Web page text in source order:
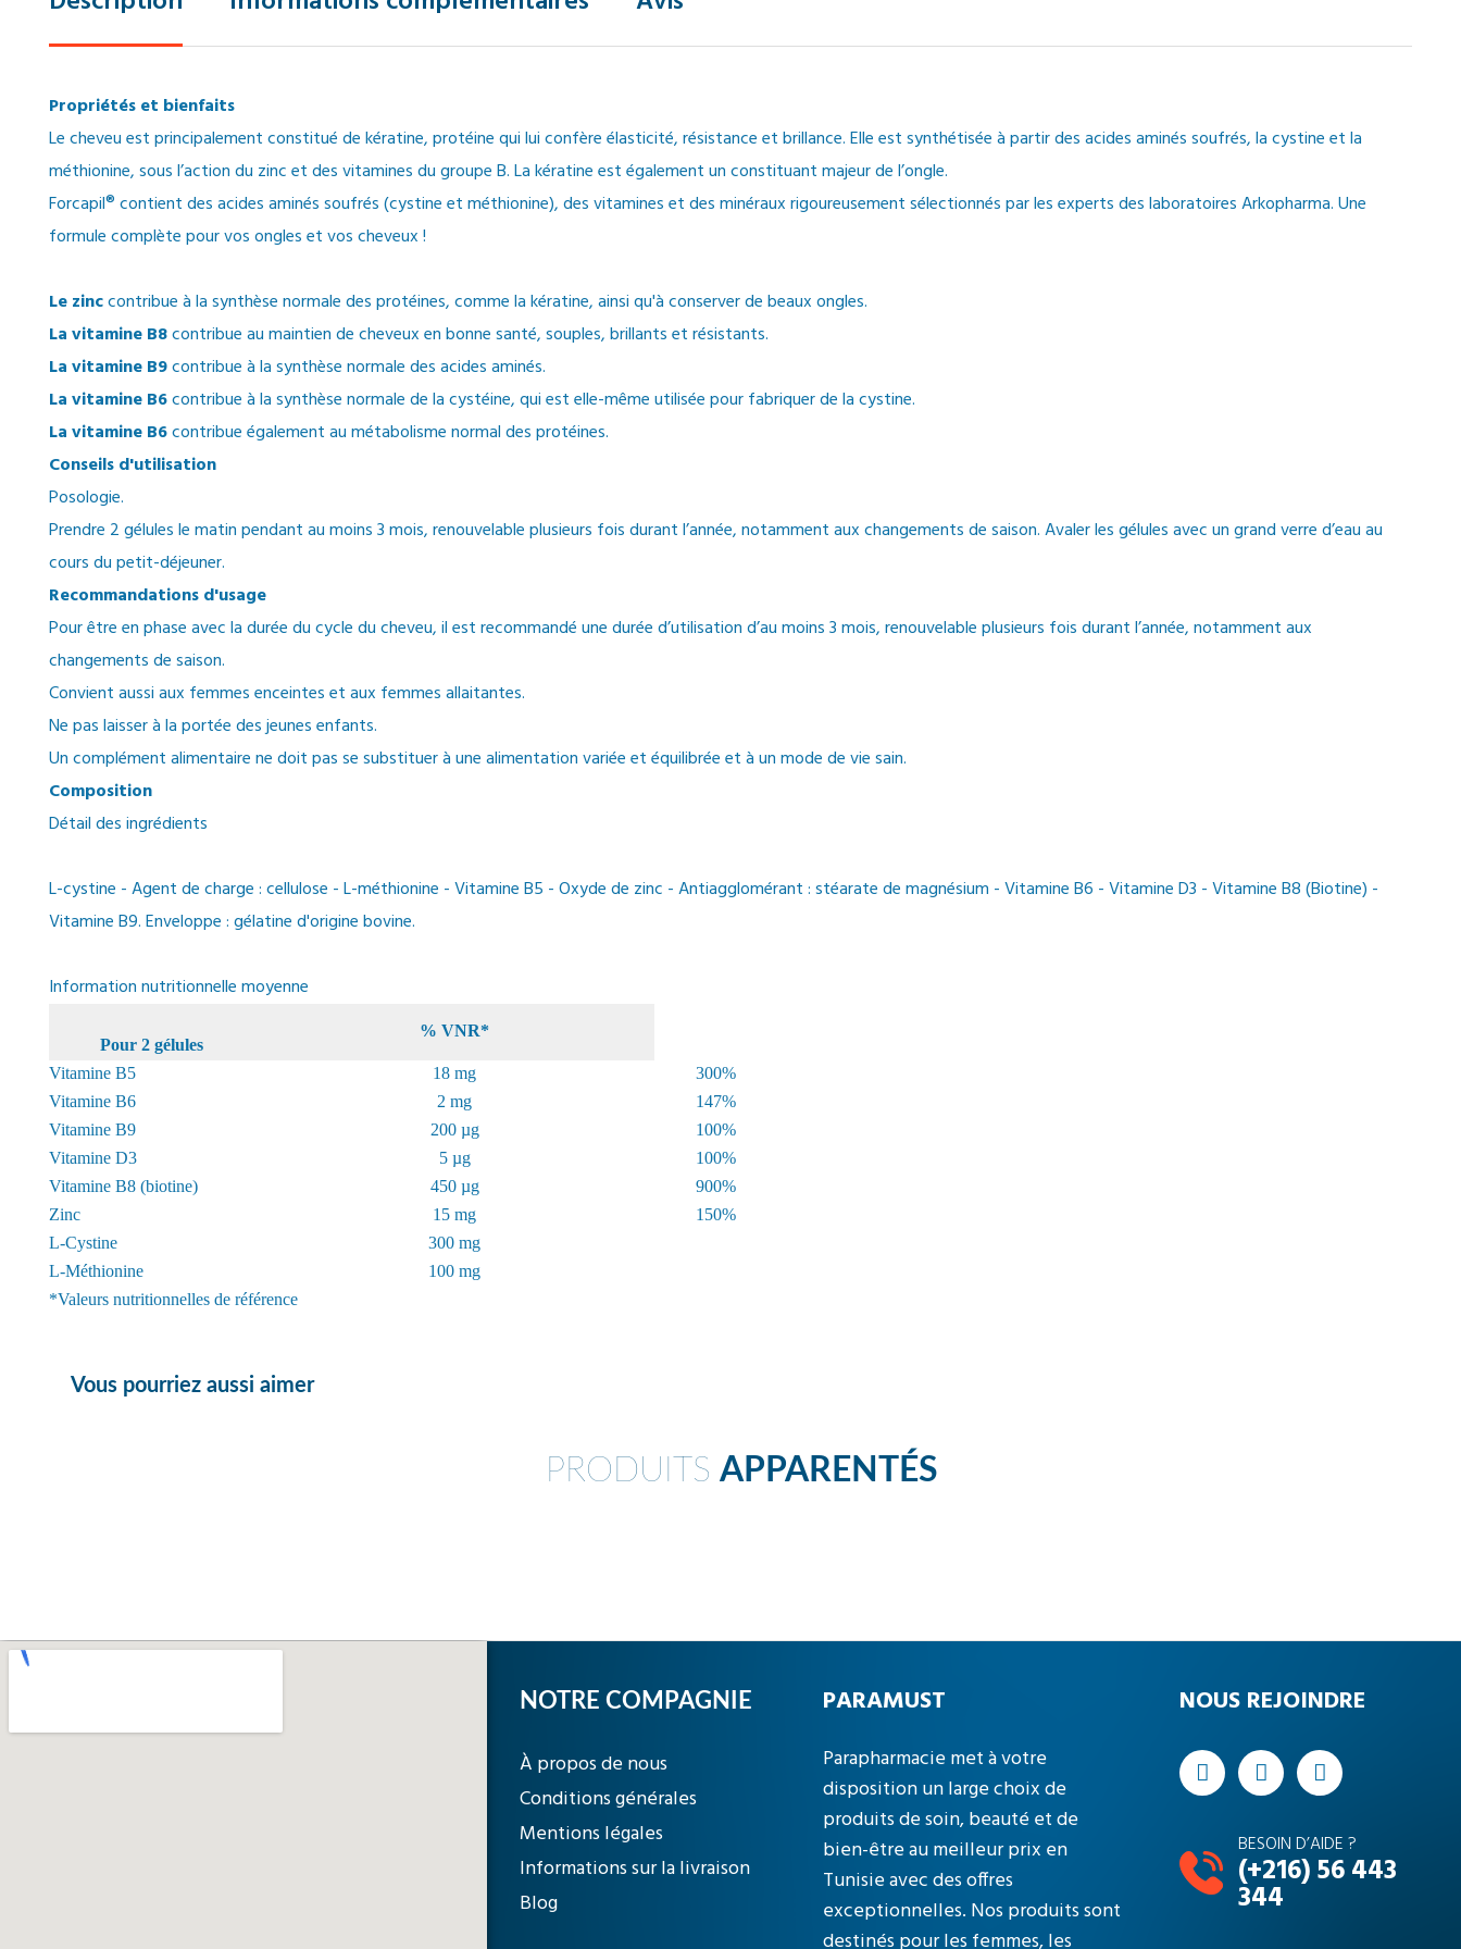
Propriétés et bienfaits
Le cheveu est principalement constitué de kératine, protéine qui lui confère élasticité, résistance et brillance. Elle est synthétisée à partir des acides aminés soufrés, la cystine et la
méthionine, sous l’action du zinc et des vitamines du groupe B. La kératine est également un constituant majeur de l’ongle.
Forcapil® contient des acides aminés soufrés (cystine et méthionine), des vitamines et des minéraux rigoureusement sélectionnés par les experts des laboratoires Arkopharma. Une
formule complète pour vos ongles et vos cheveux !
Le zinccontribue à la synthèse normale des protéines, comme la kératine, ainsi qu'à conserver de beaux ongles.
La vitamine B8contribue au maintien de cheveux en bonne santé, souples, brillants et résistants.
La vitamine B9contribue à la synthèse normale des acides aminés.
La vitamine B6contribue à la synthèse normale de la cystéine, qui est elle-même utilisée pour fabriquer de la cystine.
La vitamine B6contribue également au métabolisme normal des protéines.
Conseils d'utilisation
Posologie.
Prendre 2 gélules le matin pendant au moins 3 mois, renouvelable plusieurs fois durant l’année, notamment aux changements de saison. Avaler les gélules avec un grand verre d’eau au
cours du petit-déjeuner.
Recommandations d'usage
Pour être en phase avec la durée du cycle du cheveu, il est recommandé une durée d’utilisation d’au moins 3 mois, renouvelable plusieurs fois durant l’année, notamment aux
changements de saison.
Convient aussi aux femmes enceintes et aux femmes allaitantes.
Ne pas laisser à la portée des jeunes enfants.
Un complément alimentaire ne doit pas se substituer à une alimentation variée et équilibrée et à un mode de vie sain.
Composition
Détail des ingrédients
L-cystine - Agent de charge : cellulose - L-méthionine - Vitamine B5 - Oxyde de zinc - Antiagglomérant : stéarate de magnésium - Vitamine B6 - Vitamine D3 - Vitamine B8 (Biotine) -
Vitamine B9. Enveloppe : gélatine d'origine bovine.
Information nutritionnelle moyenne
Pour 2 gélules
% VNR*
Vitamine B5 18 mg
300%
Vitamine B6
2 mg
147%
Vitamine B9
200 µg
100%
Vitamine D3
5 µg
100%
Vitamine B8 (biotine)
450 µg
900%
Zinc
15 mg
150%
L-Cystine
300 mg
L-Méthionine
100 mg
*Valeurs nutritionnelles de référence
Vous pourriez aussi aimer
PRODUITS APPARENTÉS
NOTRE COMPAGNIE
À propos de nous
Conditions générales
Mentions légales
Informations sur la livraison
Blog
PARAMUST
Parapharmacie met à votre
disposition un large choix de
produits de soin, beauté et de
bien-être au meilleur prix en
Tunisie avec des offres
exceptionnelles. Nos produits sont
destinés pour les femmes, les
NOUS REJOINDRE
BESOIN D’AIDE ?
(+216) 56 443
344